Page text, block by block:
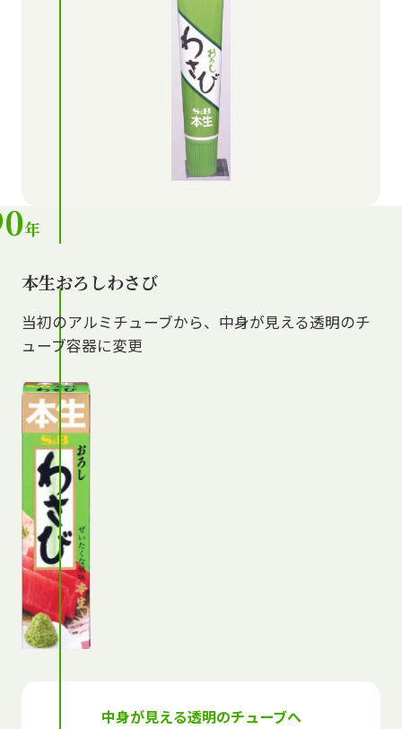
年
本生おろしわさび
当初のアルミチューブから、中身が見える透明のチ
ューブ容器に変更
中身が見える透明のチューブへ